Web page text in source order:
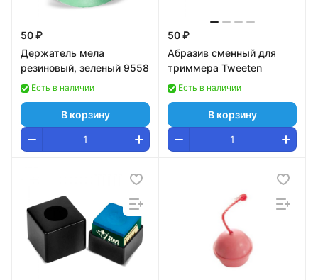
50 ₽
Держатель мела
резиновый, зеленый 9558
Есть в наличии
В корзину
50 ₽
Абразив сменный для
триммера Tweeten
Есть в наличии
В корзину